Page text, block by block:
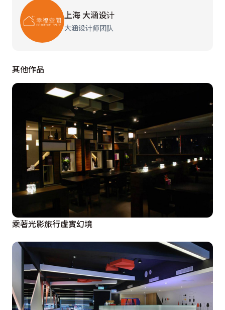
的醫療空間。 上海 大涵设计
大涵设计师团队
其他作品
乘著光影旅行虛實幻境